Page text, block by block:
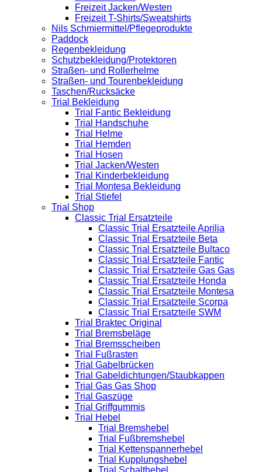
Freizeit Jacken/Westen
Freizeit T-Shirts/Sweatshirts
Nils Schmiermittel/Pflegeprodukte
Paddock
Regenbekleidung
Schutzbekleidung/Protektoren
Straßen- und Rollerhelme
Straßen- und Tourenbekleidung
Taschen/Rucksäcke
Trial Bekleidung
Trial Fantic Bekleidung
Trial Handschuhe
Trial Helme
Trial Hemden
Trial Hosen
Trial Jacken/Westen
Trial Kinderbekleidung
Trial Montesa Bekleidung
Trial Stiefel
Trial Shop
Classic Trial Ersatzteile
Classic Trial Ersatzteile Aprilia
Classic Trial Ersatzteile Beta
Classic Trial Ersatzteile Bultaco
Classic Trial Ersatzteile Fantic
Classic Trial Ersatzteile Gas Gas
Classic Trial Ersatzteile Honda
Classic Trial Ersatzteile Montesa
Classic Trial Ersatzteile Scorpa
Classic Trial Ersatzteile SWM
Trial Braktec Original
Trial Bremsbeläge
Trial Bremsscheiben
Trial Fußrasten
Trial Gabelbrücken
Trial Gabeldichtungen/Staubkappen
Trial Gas Gas Shop
Trial Gaszüge
Trial Griffgummis
Trial Hebel
Trial Bremshebel
Trial Fußbremshebel
Trial Kettenspannerhebel
Trial Kupplungshebel
Trial Schalthebel